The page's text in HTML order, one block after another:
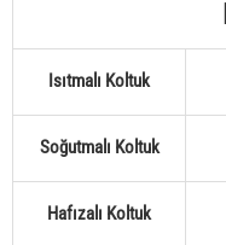
Isıtmalı Koltuk
Soğutmalı Koltuk
Hafızalı Koltuk